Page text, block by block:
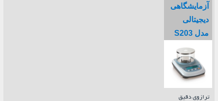
آزمایشگاهی
دیجیتالی
مدل S203
ترازوی دقیق